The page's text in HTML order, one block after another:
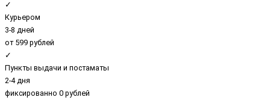
✓
Курьером
3-8 дней
от 599 рублей
✓
Пункты выдачи и постаматы
2-4 дня
фиксированно 0 рублей